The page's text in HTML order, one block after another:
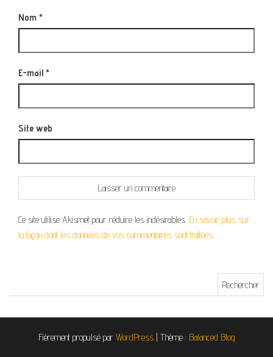
Nom *
E-mail *
Site web
Ce site utilise Akismet pour réduire les indésirables. En savoir plus sur
la façon dont les données de vos commentaires sont traitées.
Fièrement propulsé par WordPress | Thème : Balanced Blog